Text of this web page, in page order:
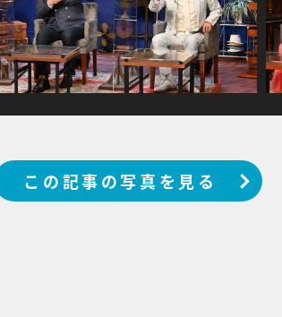
この記事の写真を見る